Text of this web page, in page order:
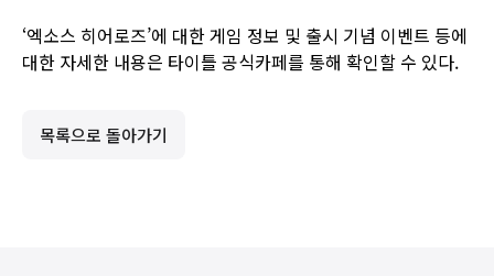
‘엑소스 히어로즈’에 대한 게임 정보 및 출시 기념 이벤트 등에
대한 자세한 내용은 타이틀 공식카페를 통해 확인할 수 있다.
목록으로 돌아가기